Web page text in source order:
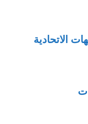
الاتحادية